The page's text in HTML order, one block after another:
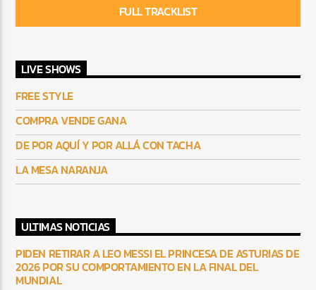
FULL TRACKLIST
LIVE SHOWS
FREE STYLE
COMPRA VENDE GANA
DE POR AQUÍ Y POR ALLÁ CON TACHA
LA MESA NARANJA
ULTIMAS NOTICIAS
PIDEN RETIRAR A LEO MESSI EL PRINCESA DE ASTURIAS DE
2026 POR SU COMPORTAMIENTO EN LA FINAL DEL
MUNDIAL